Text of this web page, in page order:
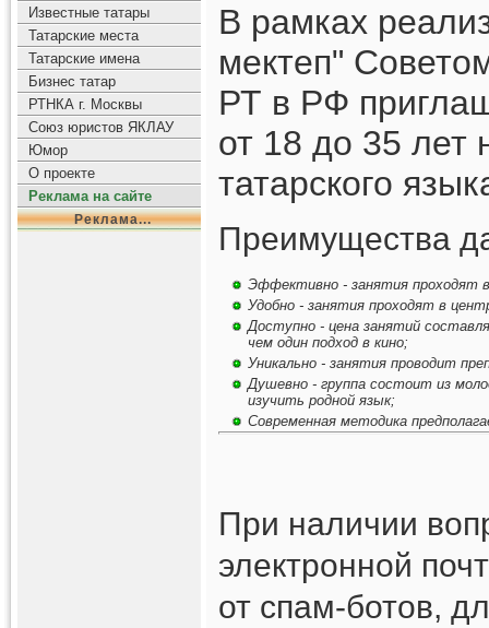
Известные татары
Татарские места
Татарские имена
Бизнес татар
РТНКА г. Москвы
Союз юристов ЯКЛАУ
Юмор
О проекте
Реклама на сайте
Реклама...
В рамках
мектеп"
РТ в РФ
от 18 до 35 лет
татарского
Преимущества
Эффективно - занятия проходят
Удобно - занятия проходят в
Доступно - цена занятий
чем один подход в кино;
Уникально - занятия проводит
Душевно - группа состоит из
изучить родной язык;
Современная методика
При наличии
электронной
от спам-ботов,